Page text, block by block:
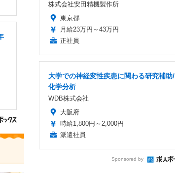
株式会社安田精機製作所
東京都
月給23万円～43万円
正社員
大学での神経変性疾患に関わる研究補助/
化学分析
WDB株式会社
大阪府
時給1,800円～2,000円
派遣社員
Sponsored by